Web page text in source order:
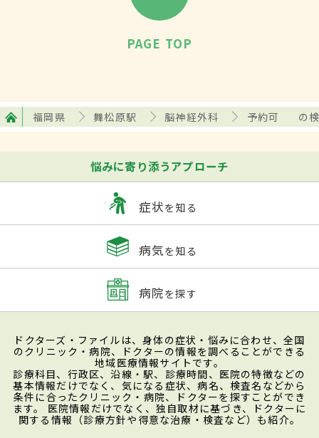
PAGE TOP
福岡県 舞松原駅 脳神経外科 予約可 の
悩みに寄り添うアプローチ
症状を知る
病気を知る
病院を探す
ドクターズ・ファイルは、身体の症状・悩みに合わせ、全国
のクリニック・病院、ドクターの情報を調べることができる
地域医療情報サイトです。
診療科目、行政区、沿線・駅、診療時間、医院の特徴などの
基本情報だけでなく、気になる症状、病名、検査名などから
条件に合ったクリニック・病院、ドクターを探すことができ
ます。 医院情報だけでなく、独自取材に基づき、ドクターに
関する情報（診療方針や得意な治療・検査など）も紹介。